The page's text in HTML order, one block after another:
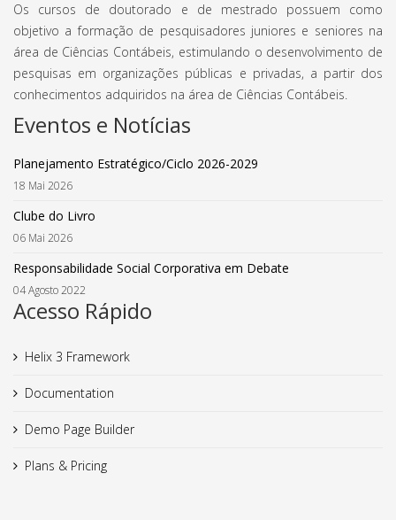
Os cursos de doutorado e de mestrado possuem como
objetivo a formação de pesquisadores juniores e seniores na
área de Ciências Contábeis, estimulando o desenvolvimento de
pesquisas em organizações públicas e privadas, a partir dos
conhecimentos adquiridos na área de Ciências Contábeis.
Eventos e Notícias
Planejamento Estratégico/Ciclo 2026-2029
18 Mai 2026
Clube do Livro
06 Mai 2026
Responsabilidade Social Corporativa em Debate
04 Agosto 2022
Acesso Rápido
Helix 3 Framework
Documentation
Demo Page Builder
Plans & Pricing